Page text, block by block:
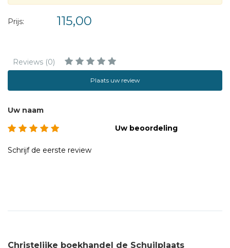
Prijs: 115,00
Reviews (0)
Plaats uw review
Uw naam
Uw beoordeling
Schrijf de eerste review
Christelijke boekhandel de Schuilplaats